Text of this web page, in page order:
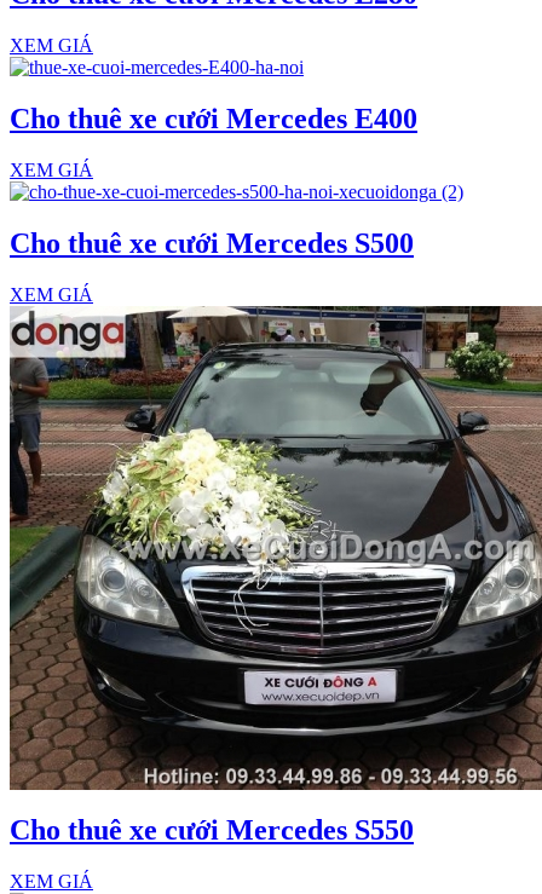
XEM GIÁ
Cho thuê xe cưới Mercedes E400
XEM GIÁ
Cho thuê xe cưới Mercedes S500
XEM GIÁ
Cho thuê xe cưới Mercedes S550
XEM GIÁ